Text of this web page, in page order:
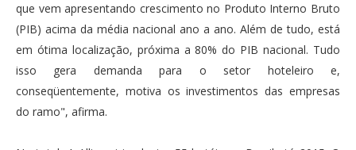
que vem apresentando crescimento no Produto Interno Bruto
(PIB) acima da média nacional ano a ano. Além de tudo, está
em ótima localização, próxima a 80% do PIB nacional. Tudo
isso gera demanda para o setor hoteleiro e,
conseqüentemente, motiva os investimentos das empresas
do ramo", afirma.